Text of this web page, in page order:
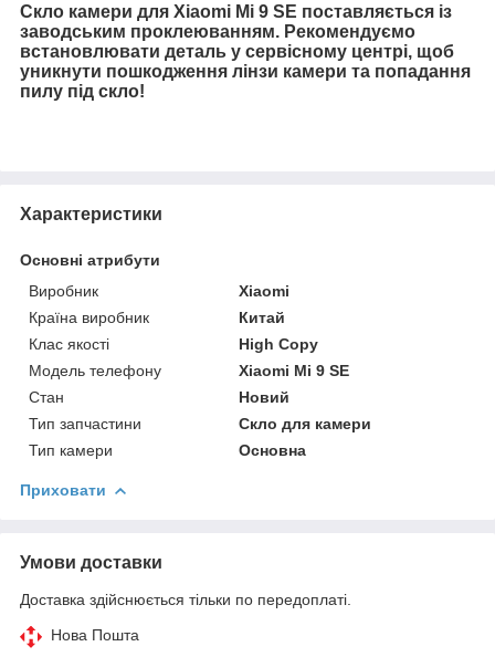
Скло камери для Xiaomi Mi 9 SE поставляється із
заводським проклеюванням. Рекомендуємо
встановлювати деталь у сервісному центрі, щоб
уникнути пошкодження лінзи камери та попадання
пилу під скло!
Характеристики
Основні атрибути
Виробник
Xiaomi
Країна виробник
Китай
Клас якості
High Copy
Модель телефону
Xiaomi Mi 9 SE
Стан
Новий
Тип запчастини
Скло для камери
Тип камери
Основна
Приховати
Умови доставки
Доставка здійснюється тільки по передоплаті.
Нова Пошта